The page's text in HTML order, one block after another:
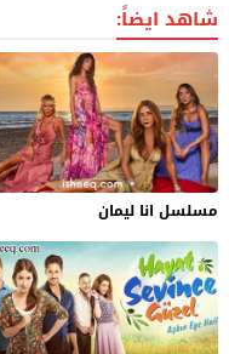
شاهد ايضاً:
مسلسل انا ليمان